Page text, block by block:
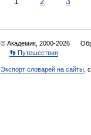
© Академик, 2000-2026
👣 Путешествия
Экспорт словарей на сайты ,